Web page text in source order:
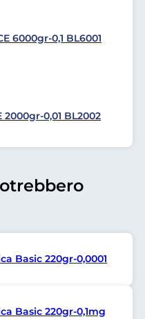
6000gr-0,1 BL6001
0,01 BL2002
Basic 220gr-0,0001
Basic 220gr-0,1mg